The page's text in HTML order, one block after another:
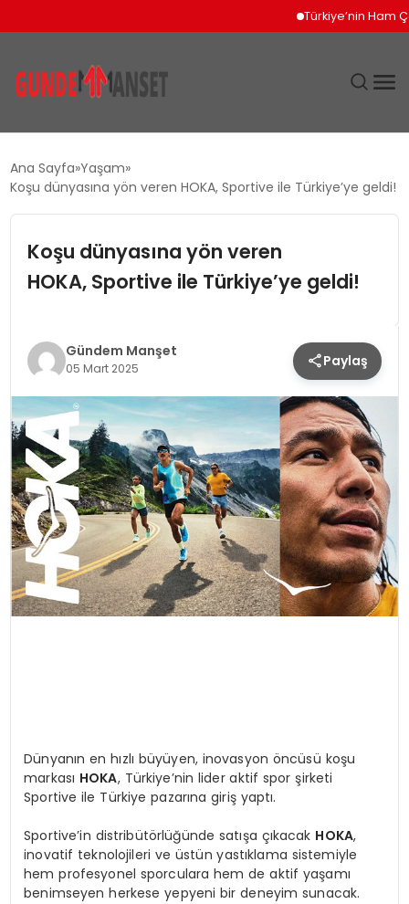
Türkiye’nin Ham Çelik
EKONOMI
TEKNOLOJI
YAŞAM
Ana Sayfa Yaşam
Koşu dünyasına yön veren HOKA, Sportive ile Türkiye’ye geldi!
Koşu dünyasına yön veren
HOKA, Sportive ile Türkiye’ye geldi!
Gündem Manşet
05 Mart 2025 Paylaş
Dünyanın en hızlı büyüyen, inovasyon öncüsü koşu
markası HOKA, Türkiye’nin lider aktif spor şirketi
Sportive ile Türkiye pazarına giriş yaptı.
Sportive’in distribütörlüğünde satışa çıkacak HOKA,
inovatif teknolojileri ve üstün yastıklama sistemiyle
hem profesyonel sporculara hem de aktif yaşamı
benimseyen herkese yepyeni bir deneyim sunacak.